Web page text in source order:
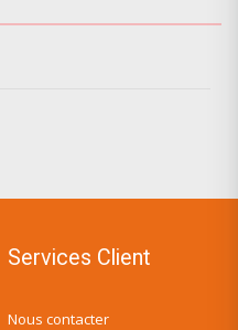
Services Client
Nous contacter